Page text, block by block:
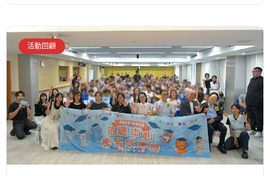
活動回顧